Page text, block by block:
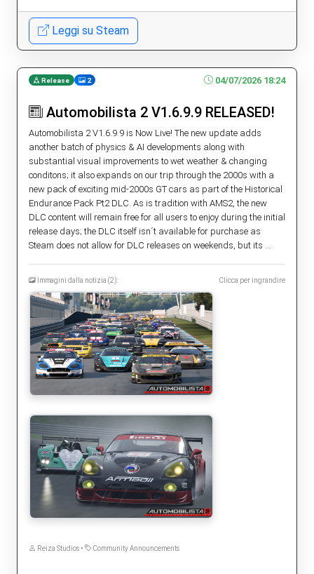
Leggi su Steam
Release 2 04/07/2026 18:24
Automobilista 2 V1.6.9.9 RELEASED!
Automobilista 2 V1.6.9.9 is Now Live! The new update adds
another batch of physics & AI developments along with
substantial visual improvements to wet weather & changing
conditons; it also expands on our trip through the 2000s with a
new pack of exciting mid-2000s GT cars as part of the Historical
Endurance Pack Pt2 DLC. As is tradition with AMS2, the new
DLC content will remain free for all users to enjoy during the initial
release days; the DLC itself isn´t available for purchase as
Steam does not allow for DLC releases on weekends, but its ...
Immagini dalla notizia (2): Clicca per ingrandire
Reiza Studios • Community Announcements